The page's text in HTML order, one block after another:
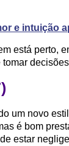
e intuição
está perto,
um novo
é bom
estar